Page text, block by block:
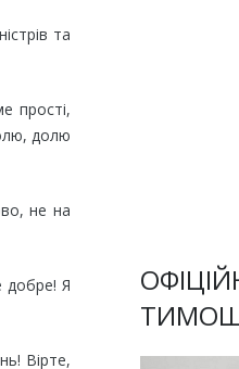
та
прості,
долю
не на
добре! Я
Вірте,